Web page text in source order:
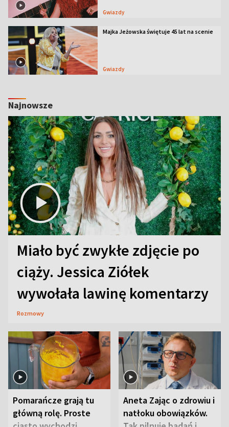
Gwiazdy
Majka Jeżowska świętuje 45 lat na scenie
Gwiazdy
Najnowsze
Miało być zwykłe zdjęcie po
ciąży. Jessica Ziółek
wywołała lawinę komentarzy
Rozmowy
Pomarańcze grają tu
główną rolę. Proste
Aneta Zając o zdrowiu i
natłoku obowiązków.